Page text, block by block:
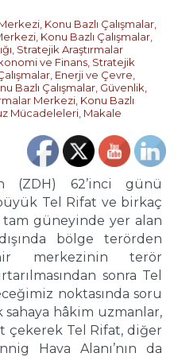
Konu Bazlı Çalışmalar
Konu Bazlı Çalışmalar
Stratejik Araştırmalar
ve Finans Stratejik
Enerji ve Çevre
Bazlı Çalışmalar Güvenlik,
Merkezi Konu Bazlı
Mücadeleleri Makale
(ZDH) 62’inci günü
Tel Rifat ve birkaç
tam güneyinde yer alan
bölge terörden
merkezinin terör
sonra Tel
noktasında soru
hâkim uzmanlar,
çekerek Tel Rifat, diğer
Hava Alanı’nın da